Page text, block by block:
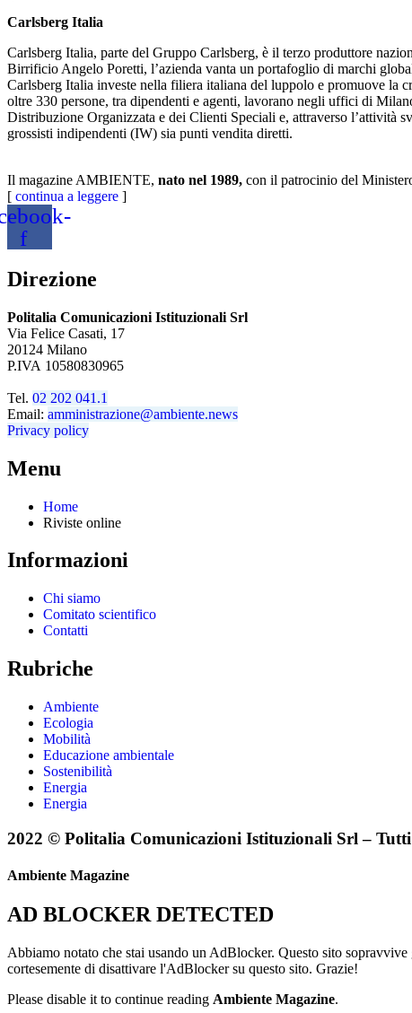
Carlsberg Italia
Carlsberg Italia, parte del Gruppo Carlsberg, è il terzo produttore
Birrificio Angelo Poretti, l’azienda vanta un portafoglio di marchi
Carlsberg Italia investe nella filiera italiana del luppolo e promuove la
oltre 330 persone, tra dipendenti e agenti, lavorano negli uffici di
Distribuzione Organizzata e dei Clienti Speciali e, attraverso l’attività
grossisti indipendenti (IW) sia punti vendita diretti.
Il magazine AMBIENTE, nato nel 1989, con il patrocinio del
[ continua a leggere ]
f
Direzione
Politalia Comunicazioni Istituzionali Srl
Via Felice Casati, 17
20124 Milano
P.IVA 10580830965
Tel. 02 202 041.1
Email: amministrazione@ambiente.news
Privacy policy
Menu
Home
Riviste online
Informazioni
Chi siamo
Comitato scientifico
Contatti
Rubriche
Ambiente
Ecologia
Mobilità
Educazione ambientale
Sostenibilità
Energia
Energia
2022 © Politalia Comunicazioni Istituzionali Srl –
Ambiente Magazine
AD BLOCKER DETECTED
Abbiamo notato che stai usando un AdBlocker. Questo sito
cortesemente di disattivare l'AdBlocker su questo sito. Grazie!
Please disable it to continue reading Ambiente Magazine.